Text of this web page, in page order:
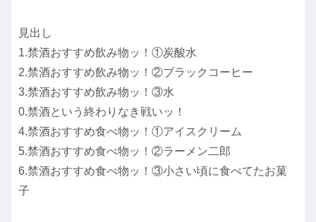
見出し
1.禁酒おすすめ飲み物ッ！①炭酸水
2.禁酒おすすめ飲み物ッ！②ブラックコーヒー
3.禁酒おすすめ飲み物ッ！③水
0.禁酒という終わりなき戦いッ！
4.禁酒おすすめ食べ物ッ！①アイスクリーム
5.禁酒おすすめ食べ物ッ！②ラーメン二郎
6.禁酒おすすめ食べ物ッ！③小さい頃に食べてたお菓
子